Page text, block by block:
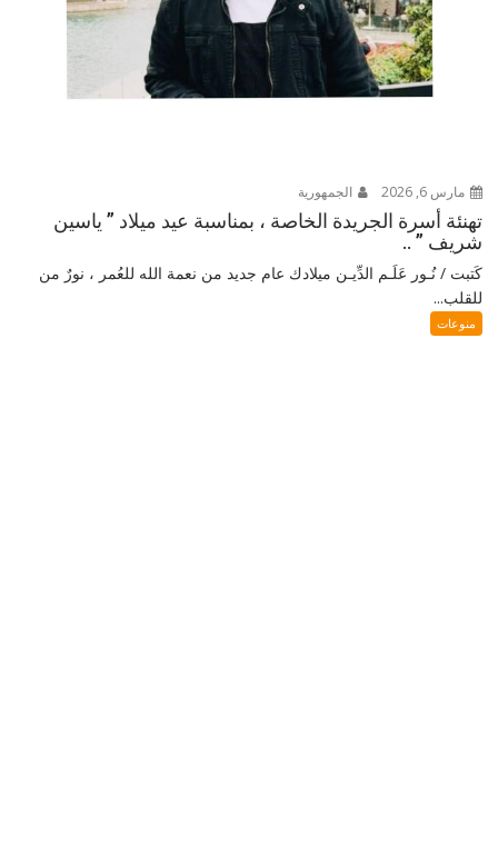
مارس 6, 2026 الجمهورية
تهنئة أسرة الجريدة الخاصة ، بمناسبة عيد ميلاد ” ياسين
شريف ” ..
كَتبت / نُـور عَلَـم الدِّيـن ميلادك عام جديد من نعمة الله للعُمر ، نورٌ من
للقلب...
منوعات